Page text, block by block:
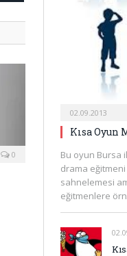
0
02.09.2013
Kısa Oyun
Bu oyun Bursa
drama
sahnelemesi
eğitmenlere